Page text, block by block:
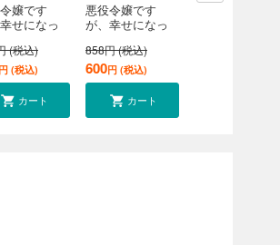
嬢です
せになっ
(税込)
(税込)
カート
悪役令嬢です
が、幸せになっ
858円 (税込)
600円 (税込)
カート